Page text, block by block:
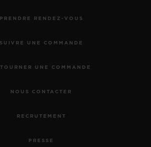
PRENDRE RENDEZ-VOUS
SUIVRE UNE COMMANDE
UNE COMMANDE
NOUS CONTACTER
RECRUTEMENT
PRESSE